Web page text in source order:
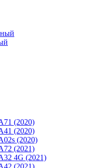
(2020)
(2020)
(2020)
(2021)
4G (2021)
(2021)